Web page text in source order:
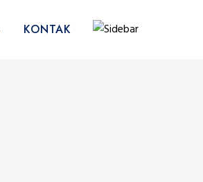
KONTAK